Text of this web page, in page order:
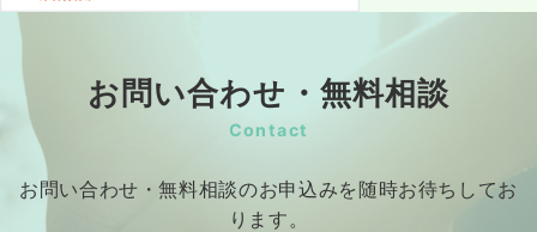
お問い合わせ・無料相談
Contact
お問い合わせ・無料相談のお申込みを随時お待ちしてお
ります。